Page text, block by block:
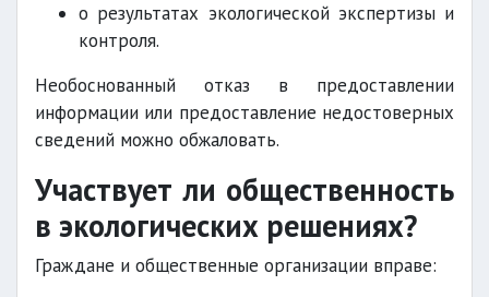
о результатах экологической экспертизы и
контроля.
Необоснованный отказ в предоставлении
информации или предоставление недостоверных
сведений можно обжаловать.
Участвует ли общественность
в экологических решениях?
Граждане и общественные организации вправе: